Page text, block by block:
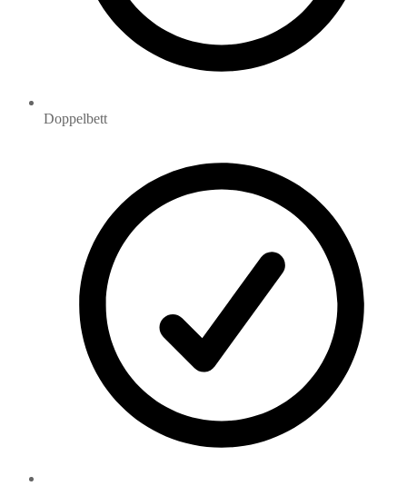
Doppelbett